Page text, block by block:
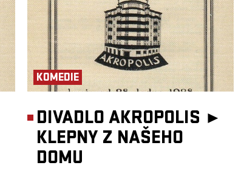
KOMEDIE
DIVADLO AKROPOLIS ►
KLEPNY Z NAŠEHO
DOMU